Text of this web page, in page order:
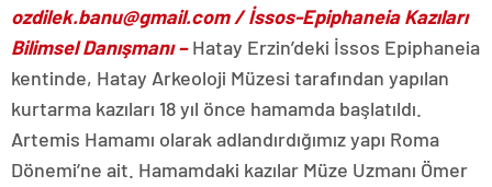
ozdilek.banu@gmail.com/İssos-Epiphaneia Kazıları
Bilimsel Danışmanı –Hatay Erzin’deki İssos Epiphaneia
kentinde, Hatay Arkeoloji Müzesi tarafından yapılan
kurtarma kazıları 18 yıl önce hamamda başlatıldı.
Artemis Hamamı olarak adlandırdığımız yapı Roma
Dönemi’ne ait. Hamamdaki kazılar Müze Uzmanı Ömer